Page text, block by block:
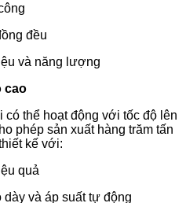
đều
và năng lượng
cao
thể hoạt động với tốc độ lên
phép sản xuất hàng trăm tấn
kế với:
quả
và áp suất tự động